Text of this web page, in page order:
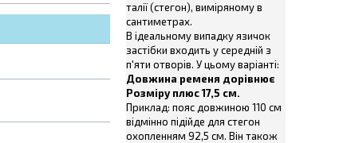
талії (стегон), виміряному в
сантиметрах.
В ідеальному випадку язичок
застібки входить у середній з
п'яти отворів. У цьому варіанті:
Довжина ременя дорівнює
Розміру плюс 17,5 см.
Приклад: пояс довжиною 110 см
відмінно підійде для стегон
охопленням 92,5 см. Він також